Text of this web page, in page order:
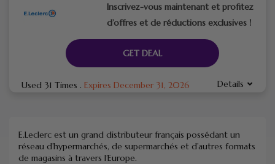
Inscrivez-vous maintenant et profitez
d’offres et de réductions exclusives !
GET DEAL
Used 31 Times . Expires December 31, 2026 Details
E.Leclerc est un grand distributeur français possédant un
réseau d’hypermarchés, de supermarchés et d’autres formats
de magasins à travers l’Europe.